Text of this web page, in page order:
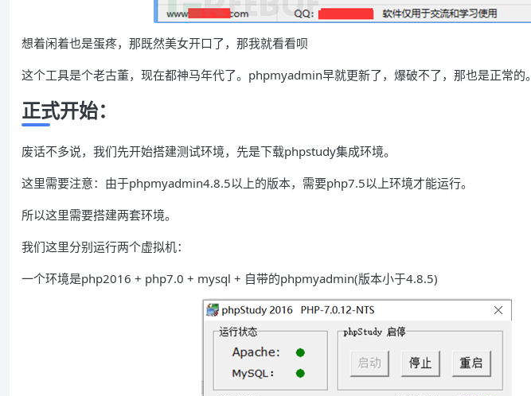
想着闲着也是蛋疼，那既然美女开口了，那我就看看呗
这个工具是个老古董，现在都神马年代了。phpmyadmin早就更新了，爆破不了，那也是正常的。
正式开始：
废话不多说，我们先开始搭建测试环境，先是下载phpstudy集成环境。
这里需要注意：由于phpmyadmin4.8.5以上的版本，需要php7.5以上环境才能运行。
所以这里需要搭建两套环境。
我们这里分别运行两个虚拟机：
一个环境是php2016 + php7.0 + mysql + 自带的phpmyadmin(版本小于4.8.5)